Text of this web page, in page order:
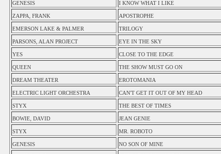
GENESIS I KNOW WHAT I LIKE
ZAPPA, FRANK APOSTROPHE
EMERSON LAKE & PALMER TRILOGY
PARSONS, ALAN PROJECT EYE IN THE SKY
YES CLOSE TO THE EDGE
QUEEN THE SHOW MUST GO ON
DREAM THEATER EROTOMANIA
ELECTRIC LIGHT ORCHESTRA CAN'T GET IT OUT OF MY HEAD
STYX THE BEST OF TIMES
BOWIE, DAVID JEAN GENIE
STYX MR. ROBOTO
GENESIS NO SON OF MINE